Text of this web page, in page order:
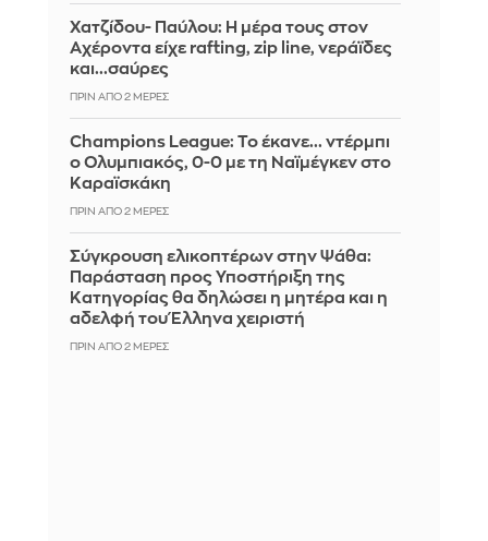
Χατζίδου- Παύλου: Η μέρα τους στον
Αχέροντα είχε rafting, zip line, νεράϊδες
και...σαύρες
ΠΡΙΝ ΑΠΌ 2 ΜΈΡΕΣ
Champions League: Το έκανε... ντέρμπι
ο Ολυμπιακός, 0-0 με τη Ναϊμέγκεν στο
Καραϊσκάκη
ΠΡΙΝ ΑΠΌ 2 ΜΈΡΕΣ
Σύγκρουση ελικοπτέρων στην Ψάθα:
Παράσταση προς Υποστήριξη της
Κατηγορίας θα δηλώσει η μητέρα και η
αδελφή του Έλληνα χειριστή
ΠΡΙΝ ΑΠΌ 2 ΜΈΡΕΣ